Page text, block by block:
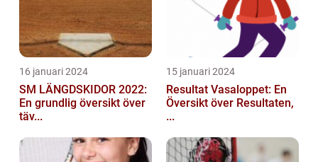
16 januari 2024
SM LÄNGDSKIDOR 2022:
En grundlig översikt över
täv...
15 januari 2024
Resultat Vasaloppet: En
Översikt över Resultaten,
...